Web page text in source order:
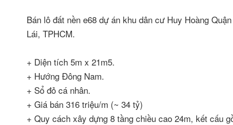
Bán lô đất nền e68 dự án khu dân cư Huy Hoàng
Lái, TPHCM.
+ Diện tích 5m x 21m5.
+ Hướng Đông Nam.
+ Sổ đỏ cá nhân.
+ Giá bán 316 triệu/m (~ 34 tỷ)
+ Quy cách xây dựng 8 tầng chiều cao 24m, kết cấu